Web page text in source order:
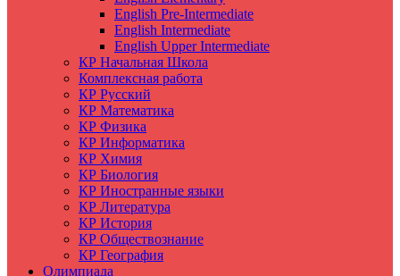
English Pre-Intermediate
English Intermediate
English Upper Intermediate
КР Начальная Школа
Комплексная работа
КР Русский
КР Математика
КР Физика
КР Информатика
КР Химия
КР Биология
КР Иностранные языки
КР Литература
КР История
КР Обществознание
КР География
Олимпиада